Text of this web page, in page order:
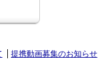
提携動画募集のお知らせ